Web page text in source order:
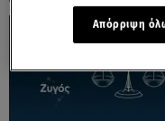
Απόρριψη